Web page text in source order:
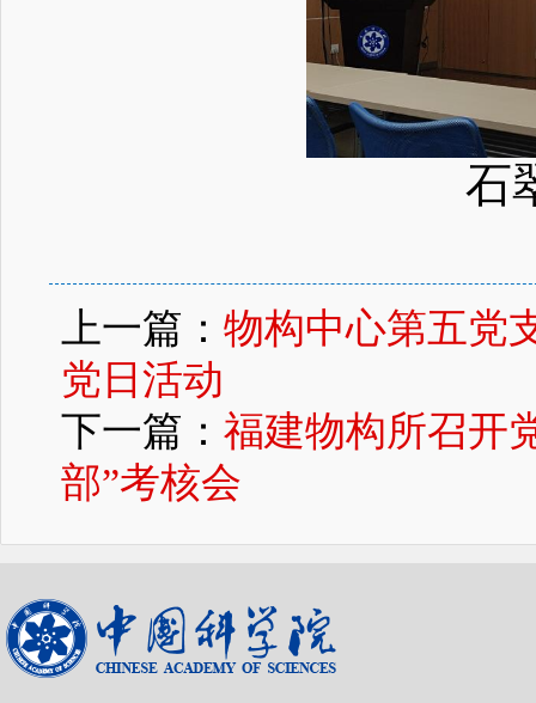
石
上一篇： 物构中心第五党
党日活动
下一篇： 福建物构所召开
部”考核会